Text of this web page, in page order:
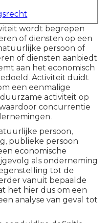
wordt begrepen
of diensten op een
persoon of
of diensten aanbiedt
aan het economisch
Activiteit duidt
een eenmalige
activiteit op
concurrentie
persoon,
publieke persoon
economische
als onderneming
tot de
vanuit bepaalde
het hier dus om een
analyse van geval tot